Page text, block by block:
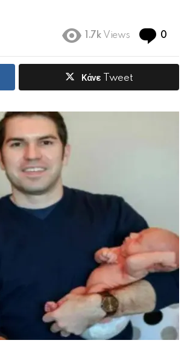
1.7k Views 0
Κάνε Tweet